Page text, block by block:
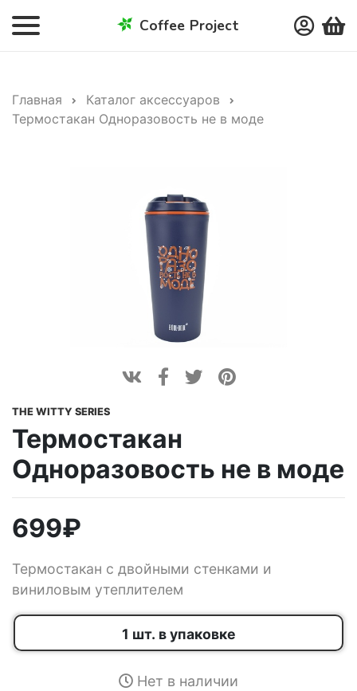
Coffee Project
Главная
Каталог аксессуаров
Термостакан Одноразовость не в моде
THE WITTY SERIES
Термостакан
Одноразовость не в моде
699₽
Термостакан с двойными стенками и
виниловым утеплителем
1 шт. в упаковке
Нет в наличии